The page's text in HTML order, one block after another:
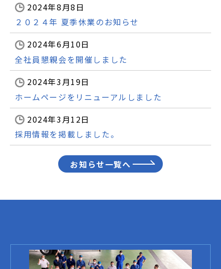
2024年8月8日
２０２４年 夏季休業のお知らせ
2024年6月10日
全社員懇親会を開催しました
2024年3月19日
ホームページをリニューアルしました
2024年3月12日
採用情報を掲載しました。
お知らせ一覧へ